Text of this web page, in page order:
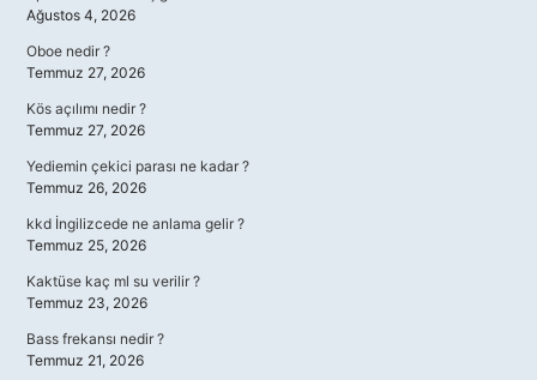
Ağustos 4, 2026
Oboe nedir ?
Temmuz 27, 2026
Kös açılımı nedir ?
Temmuz 27, 2026
Yediemin çekici parası ne kadar ?
Temmuz 26, 2026
kkd İngilizcede ne anlama gelir ?
Temmuz 25, 2026
Kaktüse kaç ml su verilir ?
Temmuz 23, 2026
Bass frekansı nedir ?
Temmuz 21, 2026